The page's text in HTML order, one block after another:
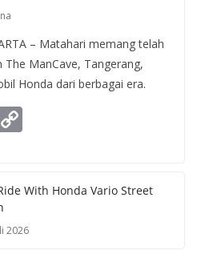
– Matahari memang telah
ManCave, Tangerang,
Honda dari berbagai era.
y
Li
With Honda Vario Street
2026